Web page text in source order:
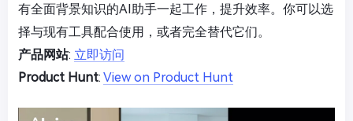
有全面背景知识的AI助手一起工作，提升效率。你可以选
择与现有工具配合使用，或者完全替代它们。
产品网站: 立即访问
Product Hunt: View on Product Hunt